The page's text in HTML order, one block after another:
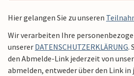
Hier gelangen Sie zu unseren
Wir verarbeiten Ihre
unserer DATENSCHUTZERKLÄRUNG.
den Abmelde-Link jederzeit von
abmelden, entweder über den Link in